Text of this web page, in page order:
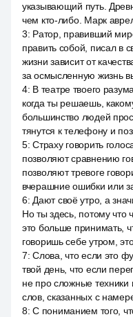
указывающий путь.
чем кто-либо. Марк
3: Ратор, правивший
править собой, писал в
жизни зависит от
за осмысленную жизнь
4: В театре твоего
когда ты решаешь,
большинство людей
тянутся к телефону и
5:Страху говорить
позволяют сравнению
позволяют тревоге
вчерашние ошибки или
6: Дают своё утро, а
Но ты здесь, потому что
это больше принимать,
говоришь себе утром,
7:Слова, что если это
твой день, что если
не про сложные
слов, сказанных с
8:С пониманием того,